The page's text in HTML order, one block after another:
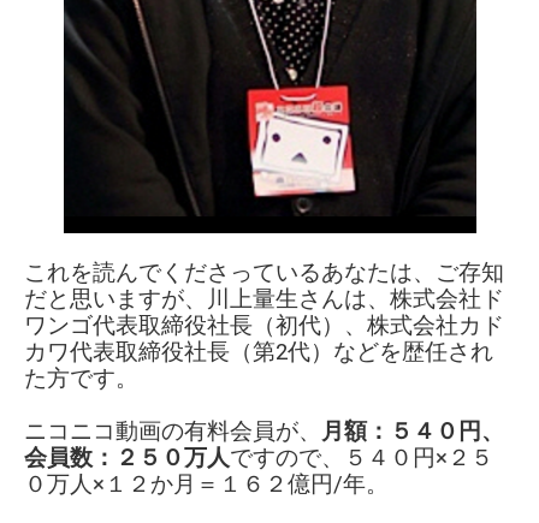
これを読んでくださっているあなたは、 ご存知
だと思いますが、
川上量生さんは、株式会社ド
ワンゴ代表取締役社長（初代）、株式会社カド
カワ代表取締役社長（第2代）などを歴任され
た方です。
ニコニコ動画の有料会員が、 月額：５４０円、
会員数：２５０万人ですので、
５４０円×２５
０万人×１２か月 ＝１６２億円/年。